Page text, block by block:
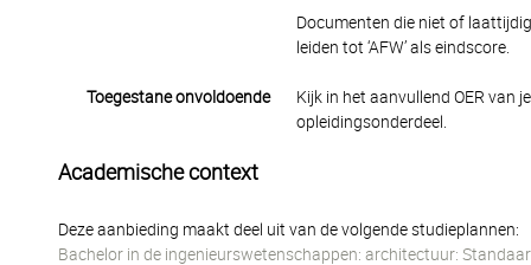
Documenten die niet of
leiden tot ‘AFW’ als eindscore.
Toegestane onvoldoende
Kijk in het aanvullend OER van
opleidingsonderdeel.
Academische context
Deze aanbieding maakt deel uit van de volgende studieplannen:
Bachelor in de ingenieurswetenschappen: architectuur: